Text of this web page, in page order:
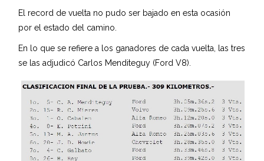
El record de vuelta no pudo ser bajado en esta ocasión
por el estado del camino.
En lo que se refiere a los ganadores de cada vuelta, las tres
se las adjudicó Carlos Menditeguy (Ford V8).